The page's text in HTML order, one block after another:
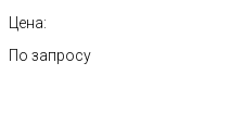
Цена:
По запросу